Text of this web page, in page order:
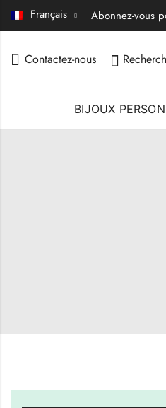
Français Abonnez-vous
Contactez-nous
BIJOUX